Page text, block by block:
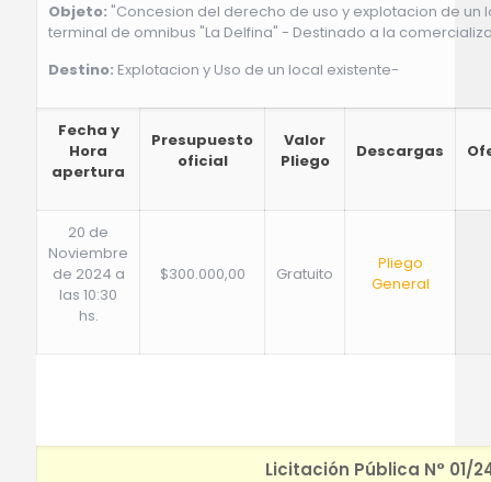
Objeto: "Concesion del derecho de uso y explotacion de un
terminal de omnibus "La Delfina" - Destinado a la
Destino: Explotacion y Uso de un local existente-
Fecha y
Hora
apertura
Presupuesto
oficial
Valor
Pliego
Descargas
20 de
Noviembre
de 2024 a
las 10:30
hs.
$300.000,00 Gratuito
Pliego
General
Licitación Pública N° 01/